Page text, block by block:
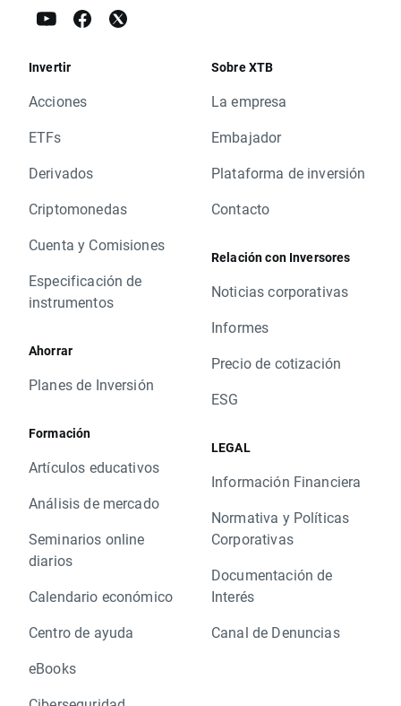
Invertir
Acciones
ETFs
Derivados
Criptomonedas
Cuenta y Comisiones
Especificación de
instrumentos
Ahorrar
Planes de Inversión
Formación
Artículos educativos
Análisis de mercado
Seminarios online
diarios
Calendario económico
Centro de ayuda
eBooks
Sobre XTB
La empresa
Embajador
Plataforma de inversión
Contacto
Relación con Inversores
Noticias corporativas
Informes
Precio de cotización
ESG
LEGAL
Información Financiera
Normativa y Políticas
Corporativas
Documentación de
Interés
Canal de Denuncias